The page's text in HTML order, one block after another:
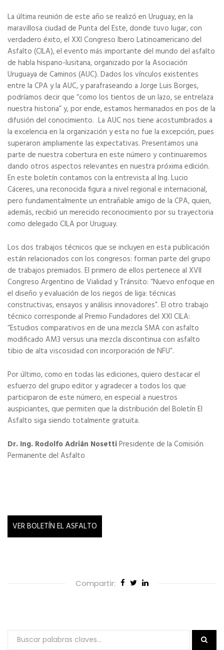
La última reunión de este año se realizó en Uruguay, en la
maravillosa ciudad de Punta del Este, donde tuvo lugar, con
verdadero éxito, el XXI Congreso Ibero Latinoamericano del
Asfalto (CILA), el evento más importante del mundo del asfalto
de habla hispano-lusitana, organizado por la Asociación
Uruguaya de Caminos (AUC). Dados los vínculos existentes
entre la CPA y la AUC, y parafraseando a Jorge Luis Borges,
podríamos decir que “como los tientos de un lazo, se entrelaza
nuestra historia” y, por ende, estamos hermanados en pos de la
difusión del conocimiento. La AUC nos tiene acostumbrados a
la excelencia en la organización y esta no fue la excepción, pues
superaron ampliamente las expectativas. Presentamos una
parte de nuestra cobertura en este número y continuaremos
dando otros aspectos relevantes en nuestra próxima edición.
En este boletín contamos con la entrevista al Ing. Lucio
Cáceres, una reconocida figura a nivel regional e internacional,
pero fundamentalmente un entrañable amigo de la CPA, quien,
además, recibió un merecido reconocimiento por su trayectoria
como delegado CILA por Uruguay.
Los dos trabajos técnicos que se incluyen en esta publicación
están relacionados con los congresos: forman parte del grupo
de trabajos premiados. El primero de ellos pertenece al XVII
Congreso Argentino de Vialidad y Tránsito: “Nuevo enfoque en
el diseño y evaluación de los riegos de liga: técnicas
constructivas, ensayos y análisis innovadores”. El otro trabajo
técnico corresponde al Premio Fundadores del XXI CILA:
“Estudios comparativos en de una mezcla SMA con asfalto
modificado AM3 versus una mezcla discontinua con asfalto
tibio de alta viscosidad con incorporación de NFU”.
Por último, como en todas las ediciones, quiero destacar el
esfuerzo del grupo editor y agradecer a todos los que
participaron de este número, en especial a nuestros
auspiciantes, que permiten que la distribución del Boletín El
Asfalto siga siendo totalmente gratuita.
Dr. Ing. Rodolfo Adrián NosettiPresidente de la Comisión
Permanente del Asfalto
VER BOLETÍN EL ASFALTO
Compartir: